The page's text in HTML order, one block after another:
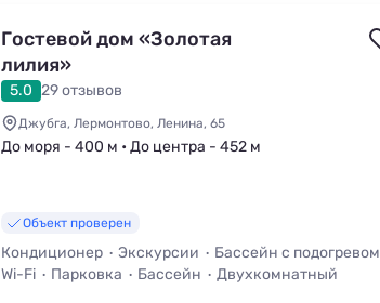
Гостевой дом «Золотая
лилия»
5.0 29 отзывов
Джубга, Лермонтово, Ленина, 65
До моря - 400 м • До центра - 452 м
Объект проверен
Кондиционер Экскурсии
Бассейн с подогревом
Wi-Fi
Парковка Бассейн Двухкомнатный